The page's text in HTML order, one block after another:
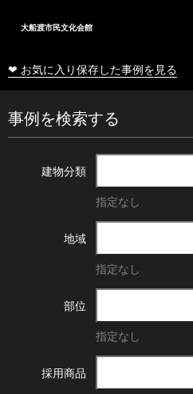
大船渡市民文化会館
❤ お気に入り保存した事例を見る
事例を検索する
建物分類
指定なし
地域
指定なし
部位
指定なし
採用商品